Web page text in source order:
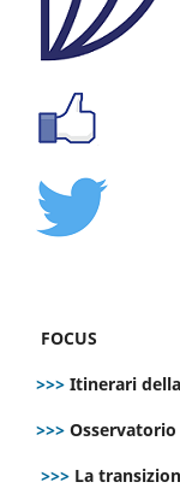
FOCUS
>>> Itinerari
>>>
>>> La